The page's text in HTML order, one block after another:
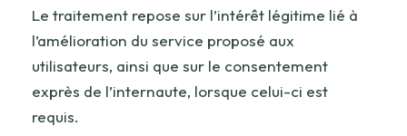
Le traitement repose sur l’intérêt légitime lié à
l’amélioration du service proposé aux
utilisateurs, ainsi que sur le consentement
exprès de l’internaute, lorsque celui-ci est
requis.